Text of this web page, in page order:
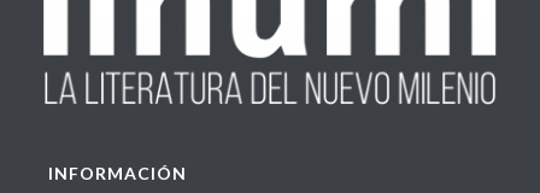
INFORMACIÓN